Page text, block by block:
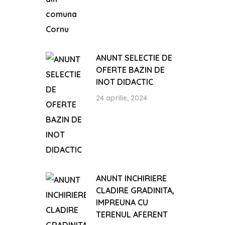
ANUNT SELECTIE DE
OFERTE BAZIN DE
INOT DIDACTIC
24 aprilie, 2024
ANUNT INCHIRIERE
CLADIRE GRADINITA,
IMPREUNA CU
TERENUL AFERENT